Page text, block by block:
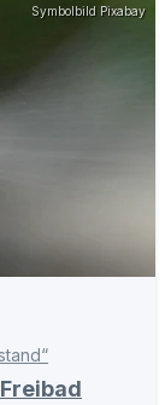
Symbolbild Pixabay